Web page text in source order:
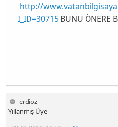
http://
I_ID=30715BUNU ÖNERE
erdioz
Yıllanmış Üye